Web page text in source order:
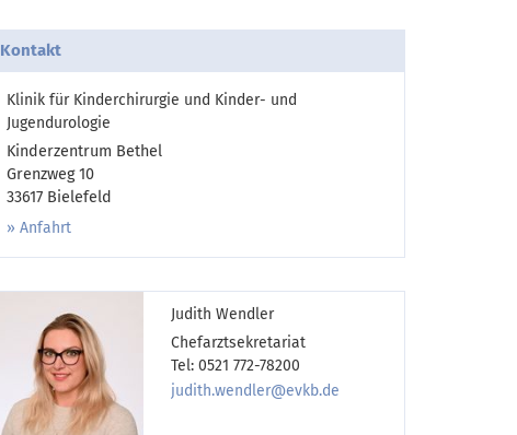
Kontakt
Klinik für Kinderchirurgie und Kinder- und
Jugendurologie
Kinderzentrum Bethel
Grenzweg 10
33617 Bielefeld
Anfahrt
Judith Wendler
Chefarztsekretariat
Tel: 0521 772-78200
judith.wendler@evkb.de